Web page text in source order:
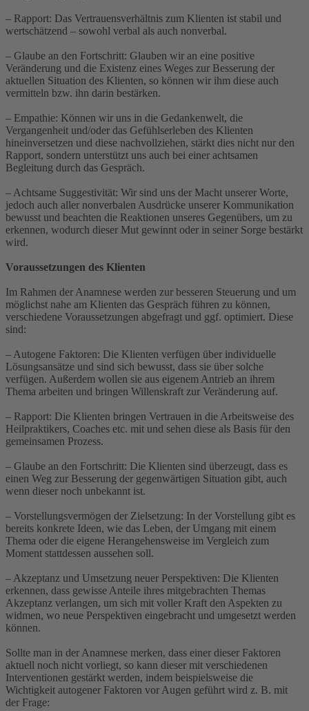
– Rapport: Das Vertrauensverhältnis zum Klienten ist stabil und
wertschätzend – sowohl verbal als auch nonverbal.
– Glaube an den Fortschritt: Glauben wir an eine positive
Veränderung und die Existenz eines Weges zur Besserung der
aktuellen Situation des Klienten, so können wir ihm diese auch
vermitteln bzw. ihn darin bestärken.
– Empathie: Können wir uns in die Gedankenwelt, die
Vergangenheit und/oder das Gefühlserleben des Klienten
hineinversetzen und diese nachvollziehen, stärkt dies nicht nur den
Rapport, sondern unterstützt uns auch bei einer achtsamen
Begleitung durch das Gespräch.
– Achtsame Suggestivität: Wir sind uns der Macht unserer Worte,
jedoch auch aller nonverbalen Ausdrücke unserer Kommunikation
bewusst und beachten die Reaktionen unseres Gegenübers, um zu
erkennen, wodurch dieser Mut gewinnt oder in seiner Sorge bestärkt
wird.
Voraussetzungen des Klienten
Im Rahmen der Anamnese werden zur besseren Steuerung und um
möglichst nahe am Klienten das Gespräch führen zu können,
verschiedene Voraussetzungen abgefragt und ggf. optimiert. Diese
sind:
– Autogene Faktoren: Die Klienten verfügen über individuelle
Lösungsansätze und sind sich bewusst, dass sie über solche
verfügen. Außerdem wollen sie aus eigenem Antrieb an ihrem
Thema arbeiten und bringen Willenskraft zur Veränderung auf.
– Rapport: Die Klienten bringen Vertrauen in die Arbeitsweise des
Heilpraktikers, Coaches etc. mit und sehen diese als Basis für den
gemeinsamen Prozess.
– Glaube an den Fortschritt: Die Klienten sind überzeugt, dass es
einen Weg zur Besserung der gegenwärtigen Situation gibt, auch
wenn dieser noch unbekannt ist.
– Vorstellungsvermögen der Zielsetzung: In der Vorstellung gibt es
bereits konkrete Ideen, wie das Leben, der Umgang mit einem
Thema oder die eigene Herangehensweise im Vergleich zum
Moment stattdessen aussehen soll.
– Akzeptanz und Umsetzung neuer Perspektiven: Die Klienten
erkennen, dass gewisse Anteile ihres mitgebrachten Themas
Akzeptanz verlangen, um sich mit voller Kraft den Aspekten zu
widmen, wo neue Perspektiven eingebracht und umgesetzt werden
können.
Sollte man in der Anamnese merken, dass einer dieser Faktoren
aktuell noch nicht vorliegt, so kann dieser mit verschiedenen
Interventionen gestärkt werden, indem beispielsweise die
Wichtigkeit autogener Faktoren vor Augen geführt wird z. B. mit
der Frage: